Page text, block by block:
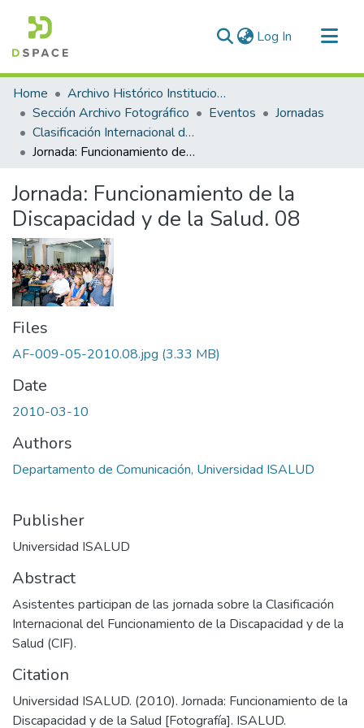
Log In (current)
Communities & Collections
All of DSpace
Statistics
Home
Archivo Histórico Institucional
Sección Archivo Fotográfico
Eventos
Jornadas
Clasificación Internacional del Funcionamiento de la Discapacidad y de la Salud (CIF)
Jornada: Funcionamiento de la Discapacidad y de la Salud. 08
Jornada: Funcionamiento de la
Discapacidad y de la Salud. 08
Files
AF-009-05-2010.08.jpg (3.33 MB)
Date
2010-03-10
Authors
Departamento de Comunicación, Universidad ISALUD
Publisher
Universidad ISALUD
Abstract
Asistentes participan de las jornada sobre la Clasificación
Internacional del Funcionamiento de la Discapacidad y de la
Salud (CIF).
Citation
Universidad ISALUD. (2010). Jornada: Funcionamiento de la
Discapacidad y de la Salud [Fotografía]. ISALUD.